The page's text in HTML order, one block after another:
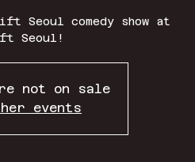
Seoul comedy show at
Seoul!
not on sale
events